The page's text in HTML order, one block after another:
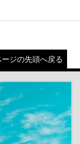
ージの先頭へ戻る